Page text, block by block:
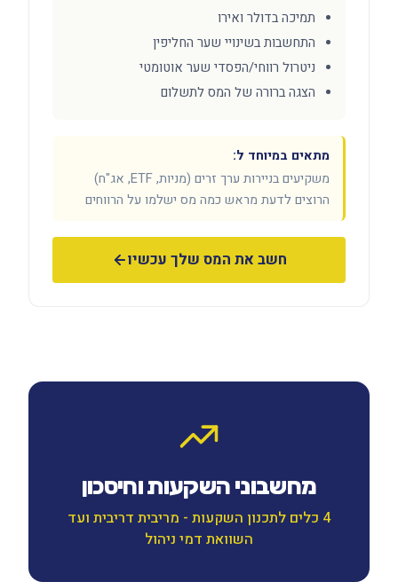
תמיכה בדולר ואירו
התחשבות בשינויי שער החליפין
ניטרול רווחי/הפסדי שער אוטומטי
הצגה ברורה של המס לתשלום
מתאים במיוחד ל:
משקיעים בניירות ערך זרים (מניות, ETF, אג"ח)
הרוצים לדעת מראש כמה מס ישלמו על הרווחים
חשב את המס שלך עכשיו
מחשבוני השקעות וחיסכון
4 כלים לתכנון השקעות - מריבית דריבית ועד
השוואת דמי ניהול